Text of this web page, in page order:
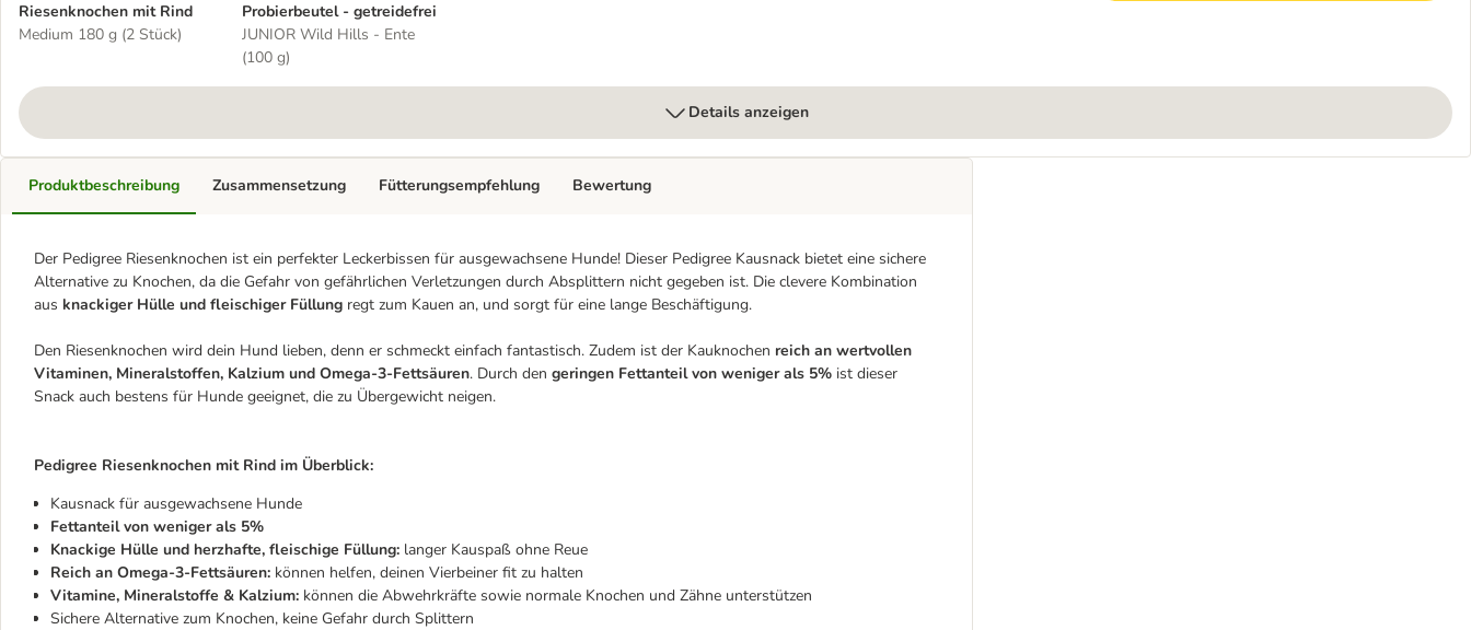
Riesenknochen mit Rind
Medium 180 g (2 Stück)
Probierbeutel - getreidefrei
JUNIOR Wild Hills - Ente
(100 g)
Details anzeigen
Produktbeschreibung
Der Pedigree Riesenknochen ist ein perfekter Leckerbissen für ausgewachsene Hunde! Dieser Pedigree Kausnack bietet eine sichere
Alternative zu Knochen, da die Gefahr von gefährlichen Verletzungen durch Absplittern nicht gegeben ist. Die clevere Kombination
aus knackiger Hülle und fleischiger Füllung regt zum Kauen an, und sorgt für eine lange Beschäftigung.
Den Riesenknochen wird dein Hund lieben, denn er schmeckt einfach fantastisch. Zudem ist der Kauknochen reich an wertvollen
Vitaminen, Mineralstoffen, Kalzium und Omega-3-Fettsäuren. Durch den geringen Fettanteil von weniger als 5% ist dieser
Snack auch bestens für Hunde geeignet, die zu Übergewicht neigen.
Pedigree Riesenknochen mit Rind im Überblick:
Kausnack für ausgewachsene Hunde
Fettanteil von weniger als 5%
Knackige Hülle und herzhafte, fleischige Füllung: langer Kauspaß ohne Reue
Reich an Omega-3-Fettsäuren: können helfen, deinen Vierbeiner fit zu halten
Vitamine, Mineralstoffe & Kalzium: können die Abwehrkräfte sowie normale Knochen und Zähne unterstützen
Sichere Alternative zum Knochen, keine Gefahr durch Splittern
Zusammensetzung Fütterungsempfehlung Bewertung